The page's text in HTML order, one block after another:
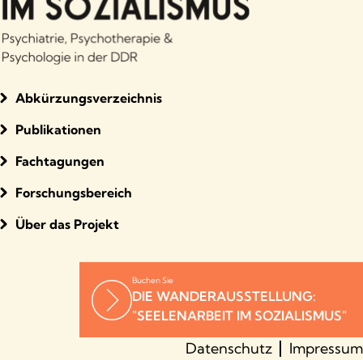
Abkürzungsverzeichnis
Publikationen
Fachtagungen
Forschungsbereich
Über das Projekt
Buchen Sie
DIE WANDERAUSSTELLUNG:
"SEELENARBEIT IM SOZIALISMUS"
Datenschutz Impressum